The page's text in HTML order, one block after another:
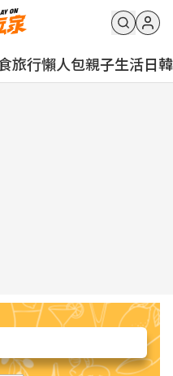
旅行懶人包親子生活日韓